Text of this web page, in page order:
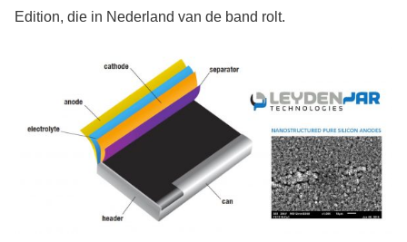
Edition, die in Nederland van de band rolt.